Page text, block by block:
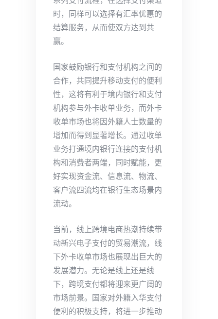
时，同样可以选择有汇率优惠的
结算服务，从而使双方达到共
赢。
国家鼓励银行和支付机构之间的
合作，共同提升移动支付的便利
性，这将有利于境内银行和支付
机构参与外卡收单业务，而外卡
收单市场也将因外籍人士数量的
增加而得到显著增长。通过收单
业务打通境内银行连接的支付机
构和消费者两端，同时赋能，更
好实现资金流、信息流、物流、
客户流四流均在银行生态场景内
流动。
当前，线上跨境电商热潮持续带
动新兴电子支付的贸易潮流，线
下外卡收单市场也展现出巨大的
发展潜力。无论是线上还是线
下，跨境支付都将迎来更广阔的
市场前景。国家对外籍入华支付
便利的积极支持，将进一步推动